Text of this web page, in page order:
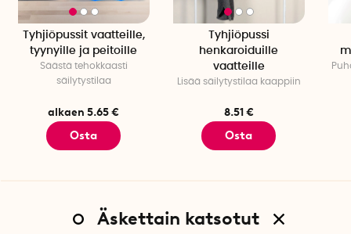
Tyhjiöpussit vaatteille,
tyynyille ja peitoille
Säästä tehokkaasti
säilytystilaa
alkaen 5.65 €
Osta
Tyhjiöpussi
henkaroiduille
vaatteille
Lisää säilytystilaa kaappiin
8.51 €
Osta
Äskettain katsotut